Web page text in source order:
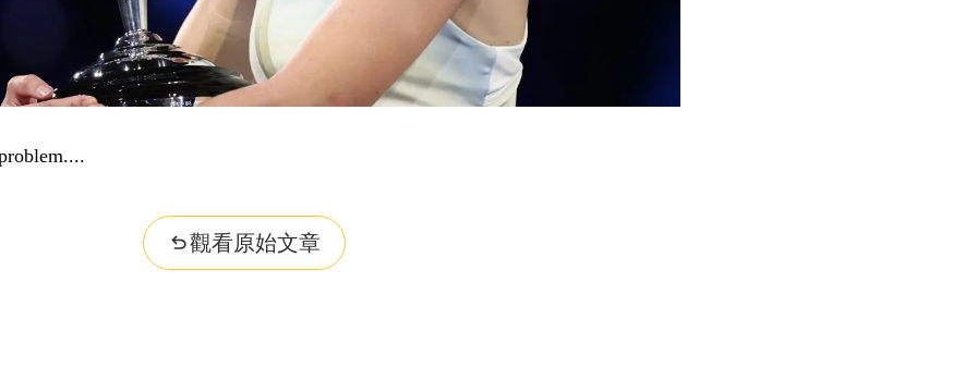
觀看原始文章